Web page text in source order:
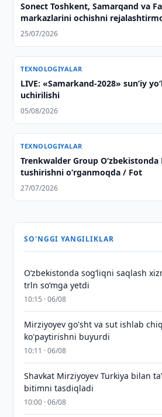
Sonect Toshkent, Samarqand va
markazlarini ochishni
25/07/2026
TEXNOLOGIYALAR
LIVE: «Samarkand-2028» sun’iy
uchirilishi
05/08/2026
TEXNOLOGIYALAR
Trenkwalder Group Oʻzbekistonda
tushirishni oʻrganmoqda / Fot
27/07/2026
SO'NGGI YANGILIKLAR
O‘zbekistonda sog‘liqni saqlash
trln so‘mga yetdi
10:15 · 06/08
Mirziyoyev go'sht va sut ishlab
ko'paytirishni buyurdi
10:11 · 06/08
Shavkat Mirziyoyev Turkiya bilan
bitimni tasdiqladi
10:00 · 06/08